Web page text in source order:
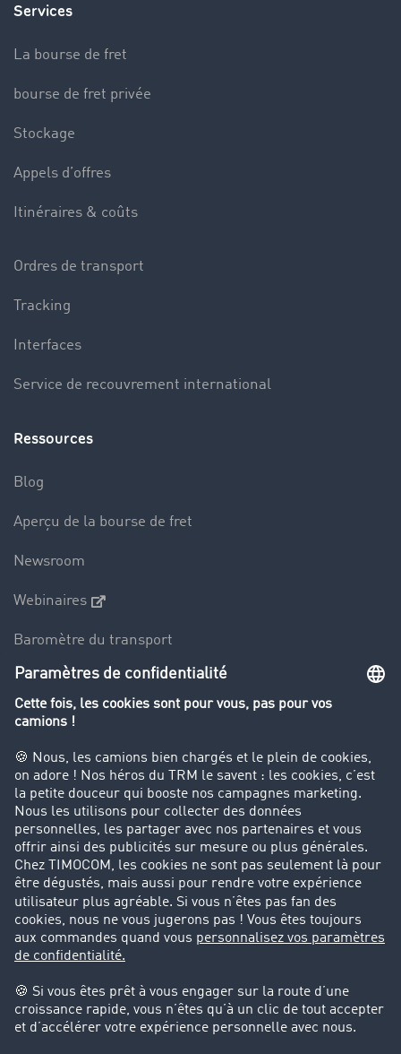
Services
La bourse de fret
bourse de fret privée
Stockage
Appels d’offres
Itinéraires & coûts
Ordres de transport
Tracking
Interfaces
Service de recouvrement international
Ressources
Blog
Aperçu de la bourse de fret
Newsroom
Webinaires
Baromètre du transport
Le dictionnaire du transport
Interdiction de circulation des poids lourds
Entreprise
Parrainage clients
Success Stories
Cadre légal
Mentions légales
Protection des données